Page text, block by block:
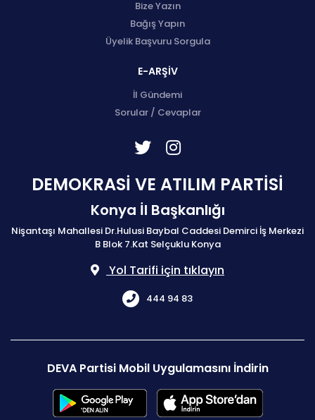
Bize Yazın
Bağış Yapın
Üyelik Başvuru Sorgula
E-ARŞİV
İl Gündemi
Sorular / Cevaplar
DEMOKRASİ VE ATILIM PARTİSİ
Konya İl Başkanlığı
Nişantaşı Mahallesi Dr.Hulusi Baybal Caddesi Demirci İş Merkezi
B Blok 7.Kat Selçuklu Konya
Yol Tarifi için tıklayın
444 94 83
DEVA Partisi Mobil Uygulamasını İndirin